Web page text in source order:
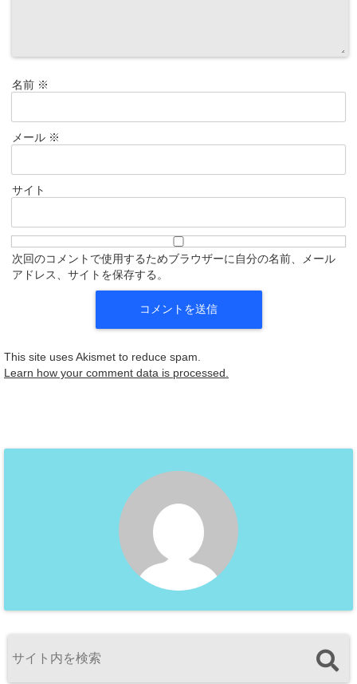
名前 ※
メール ※
サイト
次回のコメントで使用するためブラウザーに自分の名前、メール
アドレス、サイトを保存する。
This site uses Akismet to reduce spam.
Learn how your comment data is processed.